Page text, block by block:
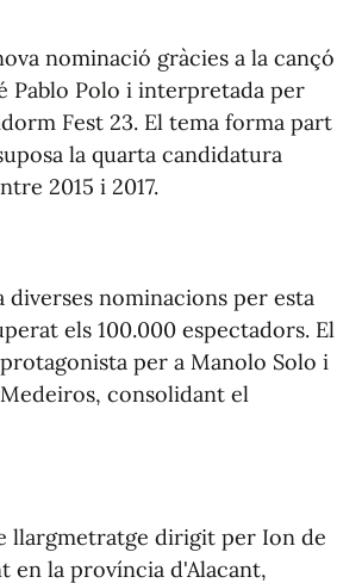
nominació gràcies a la cançó
Pablo Polo i interpretada per
Fest 23. El tema forma part
la quarta candidatura
2015 i 2017.
diverses nominacions per esta
els 100.000 espectadors. El
per a Manolo Solo i
consolidant el
llargmetratge dirigit per Ion de
en la província d'Alacant,